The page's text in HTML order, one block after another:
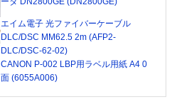
エイム電子 光ファイバーケーブル
DLC/DSC MM62.5 2m (AFP2-
DLC/DSC-62-02)
CANON P-002 LBP用ラベル用紙 A4 0
面 (6055A006)